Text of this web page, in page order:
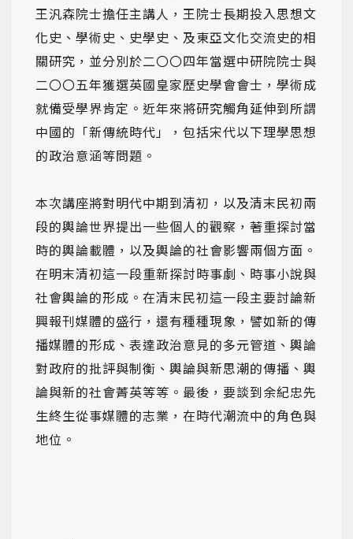
王汎森院士擔任主講人，王院士長期投入思想文
化史、學術史、史學史、及東亞文化交流史的相
關研究，並分別於二〇〇四年當選中研院院士與
二〇〇五年獲選英國皇家歷史學會會士，學術成
就備受學界肯定。近年來將研究觸角延伸到所謂
中國的「新傳統時代」，包括宋代以下理學思想
的政治意涵等問題。
本次講座將對明代中期到清初，以及清末民初兩
段的輿論世界提出一些個人的觀察，著重探討當
時的輿論載體，以及輿論的社會影響兩個方面。
在明末清初這一段重新探討時事劇、時事小說與
社會輿論的形成。在清末民初這一段主要討論新
興報刊媒體的盛行，還有種種現象，譬如新的傳
播媒體的形成、表達政治意見的多元管道、輿論
對政府的批評與制衡、輿論與新思潮的傳播、輿
論與新的社會菁英等等。最後，要談到余紀忠先
生終生從事媒體的志業，在時代潮流中的角色與
地位。